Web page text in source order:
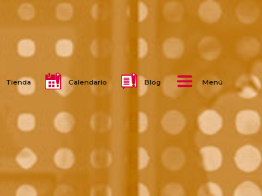
Tienda Calendario Blog Menú